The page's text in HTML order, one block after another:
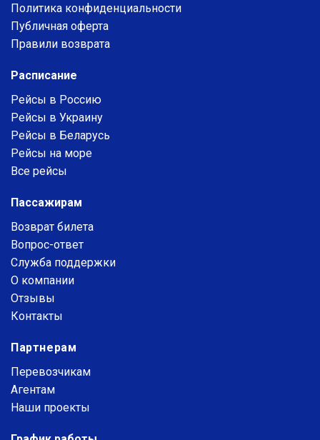
Политика конфиденциальности
Публичная оферта
Правили возврата
Расписание
Рейсы в Россию
Рейсы в Украину
Рейсы в Беларусь
Рейсы на море
Все рейсы
Пассажирам
Возврат билета
Вопрос-ответ
Служба поддержки
О компании
Отзывы
Контакты
Партнерам
Перевозчикам
Агентам
Наши проекты